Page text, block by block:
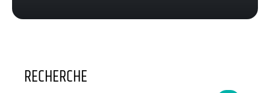
RECHERCHE